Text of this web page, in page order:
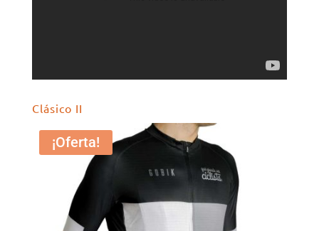
Clásico II
¡Oferta!